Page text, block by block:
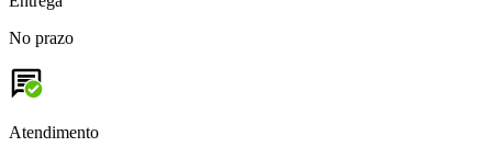
No prazo
Atendimento